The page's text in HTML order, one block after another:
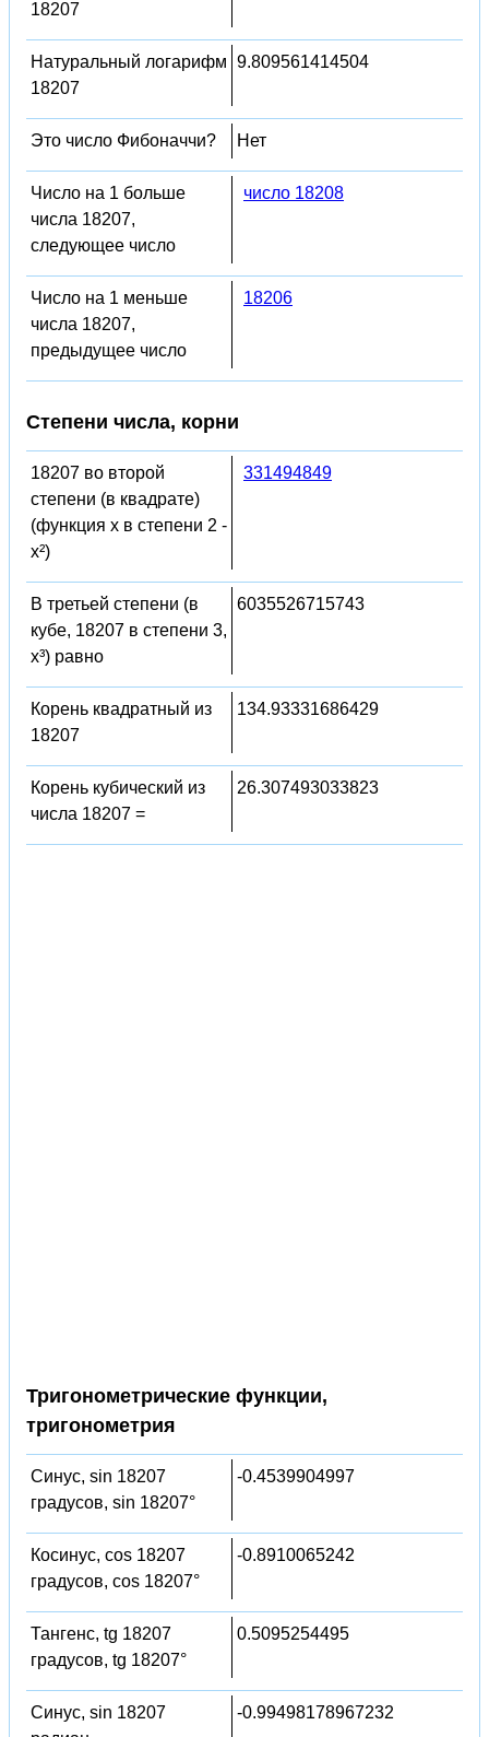
18207
Натуральный логарифм
18207
9.809561414504
Это число Фибоначчи? Нет
Число на 1 больше
числа 18207,
следующее число
число 18208
Число на 1 меньше
числа 18207,
предыдущее число
18206
Степени числа, корни
18207 во второй
степени (в квадрате)
(функция x в степени 2 -
x²)
331494849
В третьей степени (в
кубе, 18207 в степени 3,
x³) равно
6035526715743
Корень квадратный из
18207
134.93331686429
Корень кубический из
числа 18207 =
26.307493033823
Тригонометрические функции,
тригонометрия
Синус, sin 18207
градусов, sin 18207°
-0.4539904997
Косинус, cos 18207
градусов, cos 18207°
-0.8910065242
Тангенс, tg 18207
градусов, tg 18207°
0.5095254495
Синус, sin 18207
-0.99498178967232